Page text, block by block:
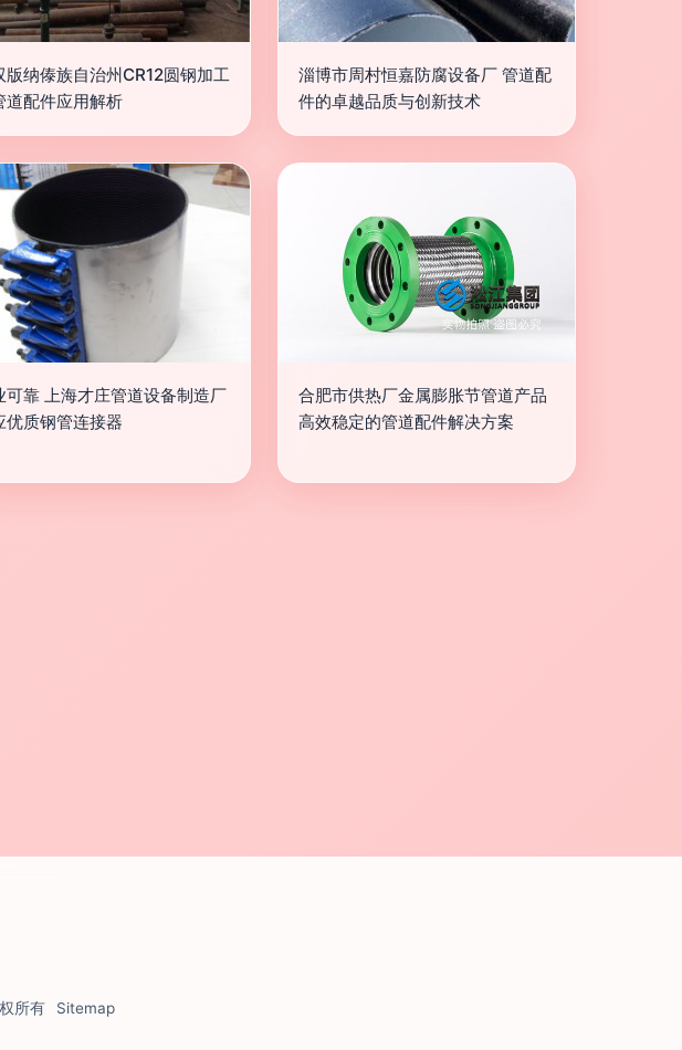
版纳傣族自治州CR12圆钢加工
道配件应用解析
淄博市周村恒嘉防腐设备厂 管道配
件的卓越品质与创新技术
可靠 上海才庄管道设备制造厂
优质钢管连接器
合肥市供热厂金属膨胀节管道产品
高效稳定的管道配件解决方案
所有 Sitemap